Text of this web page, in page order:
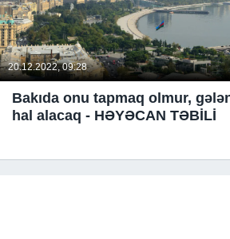
20.12.2022, 09:28
Bakıda onu tapmaq olmur,
hal alacaq - HƏYƏCAN TƏBİLİ